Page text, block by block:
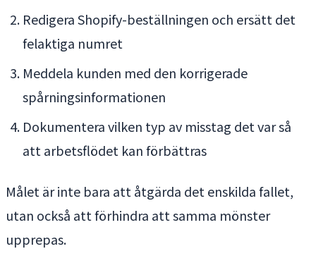
Redigera Shopify-beställningen och ersätt det
felaktiga numret
Meddela kunden med den korrigerade
spårningsinformationen
Dokumentera vilken typ av misstag det var så
att arbetsflödet kan förbättras
Målet är inte bara att åtgärda det enskilda fallet,
utan också att förhindra att samma mönster
upprepas.